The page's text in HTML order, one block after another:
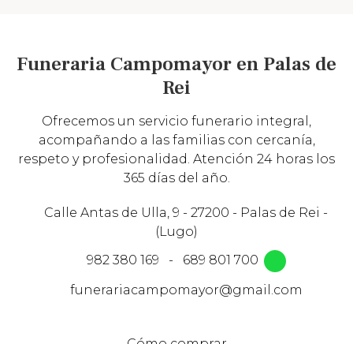
Funeraria Campomayor en Palas de
Rei
Ofrecemos un servicio funerario integral,
acompañando a las familias con cercanía,
respeto y profesionalidad. Atención 24 horas los
365 días del año.
Calle Antas de Ulla, 9 - 27200 - Palas de Rei -
(Lugo)
982 380 169
-
689 801 700
funerariacampomayor@gmail.com